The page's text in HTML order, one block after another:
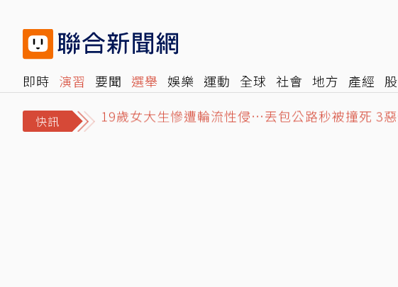
即時 演習 要聞 選舉 娛樂 運動 全球 社會 地方 產經
快訊 淡江大橋首次封橋！漢光演習阻絕演練 工兵設三
19歲女大生慘遭輪流性侵…丟包公路秒被撞死 3